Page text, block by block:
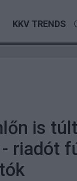
KKV TRENDS
is
riadót